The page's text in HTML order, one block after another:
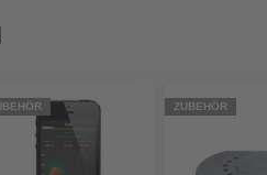
ZUBEHÖR